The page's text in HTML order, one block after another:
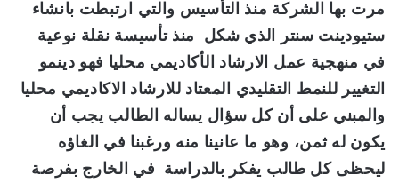
مرت بها الشركة منذ التأسيس والتي ارتبطت بانشاء
ستيودينت سنتر
الذي شكل منذ تأسيسة نقلة نوعية
في منهجية عمل الارشاد الأكاديمي محليا فهو دينمو
التغيير للنمط التقليدي المعتاد للارشاد الاكاديمي محليا
والمبني على أن كل سؤال يساله الطالب يجب أن
يكون له ثمن، وهو ما عانينا منه ورغبنا في الغاؤه
ليحظى كل طالب يفكر بالدراسة في الخارج بفرصة